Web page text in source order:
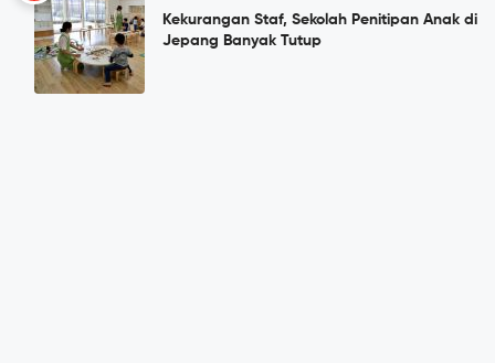
Kekurangan Staf, Sekolah Penitipan Anak di
Jepang Banyak Tutup